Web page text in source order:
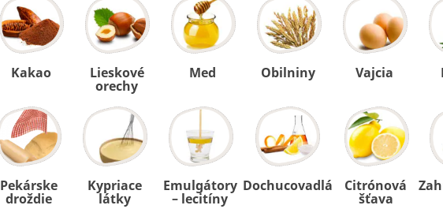
Kakao Lieskové
orechy
Med Obilniny Vajcia
Pekárske
droždie
Kypriace
látky
Emulgátory
– lecitíny
Dochucovadlá Citrónová
šťava